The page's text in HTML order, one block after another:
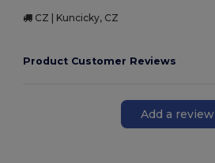
CZ | Kuncicky, CZ
Product Customer Reviews
Add a review